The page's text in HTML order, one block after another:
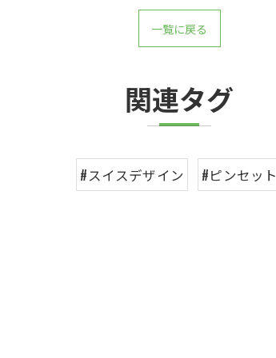
一覧に戻る
関連タグ
#スイスデザイン #ピンセット